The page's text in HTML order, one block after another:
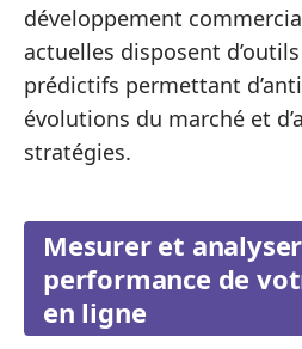
développement
actuelles disposent
prédictifs permettant
évolutions du marché et
stratégies.
Mesurer et
performance de
en ligne